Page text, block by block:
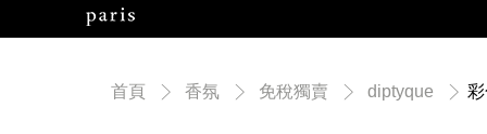
首頁 香氛 免稅獨賣 diptyque